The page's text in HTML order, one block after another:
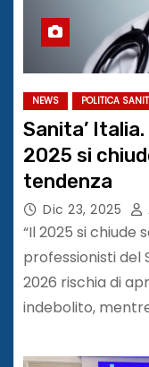
NEWS POLITICA
Sanita’
2025 si
tendenza
Dic 23, 2025
“Il 2025 si chiude
professionisti del
2026 rischia di
indebolito,